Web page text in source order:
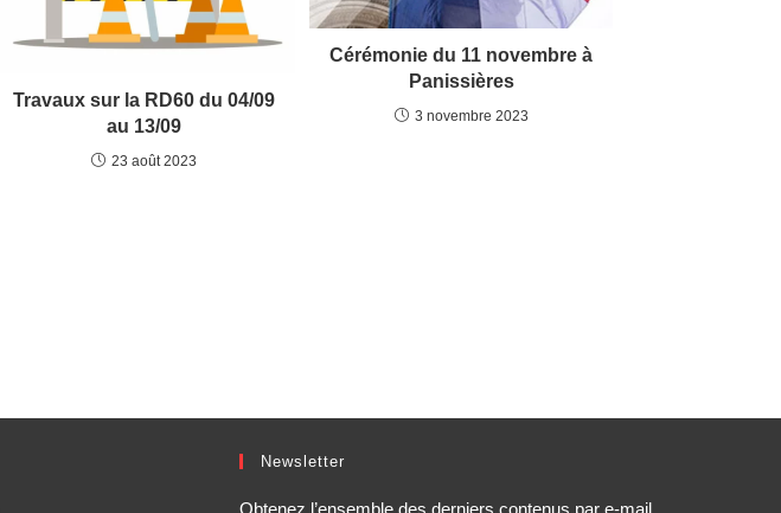
Travaux sur la RD60 du 04/09
au 13/09
23 août 2023
Cérémonie du 11 novembre à
Panissières
3 novembre 2023
Newsletter
Obtenez l’ensemble des derniers contenus par e-mail.